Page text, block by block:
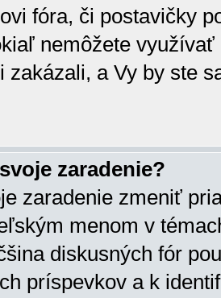
fóra, či postavičky
nemôžete
zakázali, a Vy by ste
zaradenie?
zaradenie zmeniť
menom v
diskusných fór
príspevkov a k